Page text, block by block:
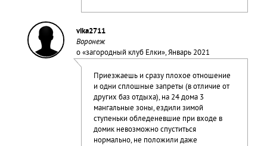
vika2711
Воронеж
о «загородный клуб Елки», Январь 2021
Приезжаешь и сразу плохое отношение
и одни сплошные запреты (в отличие от
других баз отдыха), на 24 дома 3
мангальные зоны, ездили зимой
ступеньки обледеневшие при входе в
домик невозможно спуститься
нормально, не положили даже